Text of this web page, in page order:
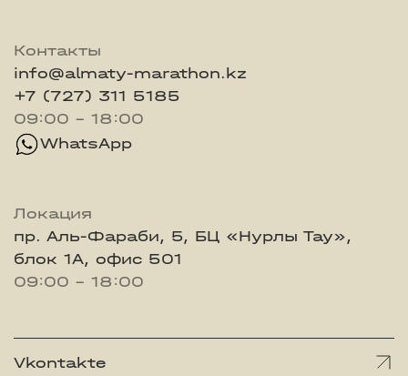
Контакты
info@almaty-marathon.kz
+7 (727) 311 5185
09:00 - 18:00
WhatsApp
Локация
пр. Аль-Фараби, 5, БЦ «Нурлы Тау»,
блок 1А, офис 501
09:00 - 18:00
Vkontakte